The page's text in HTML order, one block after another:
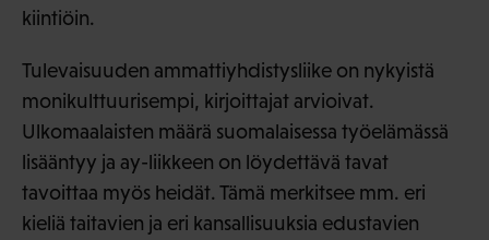
kiintiöin.
Tulevaisuuden ammattiyhdistysliike on nykyistä
monikulttuurisempi, kirjoittajat arvioivat.
Ulkomaalaisten määrä suomalaisessa työelämässä
lisääntyy ja ay-liikkeen on löydettävä tavat
tavoittaa myös heidät. Tämä merkitsee mm. eri
kieliä taitavien ja eri kansallisuuksia edustavien